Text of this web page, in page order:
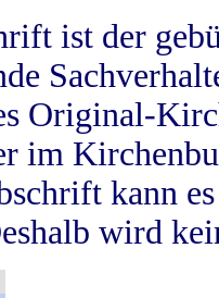
ist der
Original-
im
kann
wird